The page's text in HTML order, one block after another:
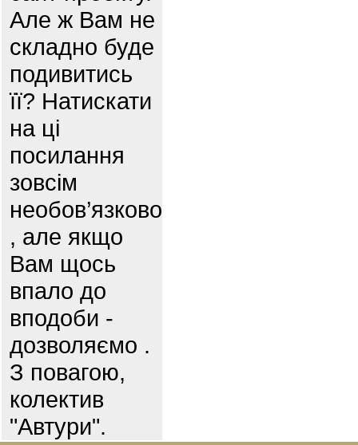
Але ж Вам не
складно буде
подивитись
її? Натискати
на ці
посилання
зовсім
необов’язково
, але якщо
Вам щось
впало до
вподоби -
дозволяємо .
З повагою,
колектив
"Автури".